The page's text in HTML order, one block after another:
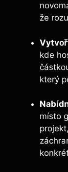
že
kde
který
místo